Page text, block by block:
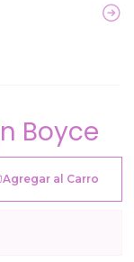
Boyce
Agregar al Carro